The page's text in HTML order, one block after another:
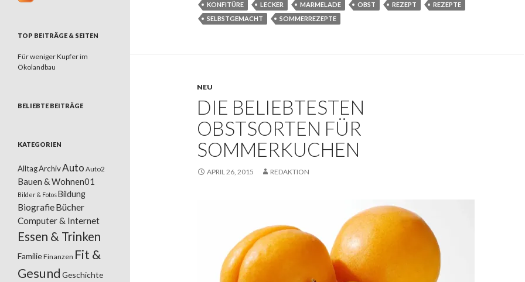
KONFITÜRE
LECKER MARMELADE OBST REZEPT
REZEPTE
SELBSTGEMACHT
SOMMERREZEPTE
NEU
DIE BELIEBTESTEN
OBSTSORTEN FÜR
SOMMERKUCHEN
APRIL 26, 2015 REDAKTION
TOP BEITRÄGE & SEITEN
Für weniger Kupfer im
Ökolandbau
BELIEBTE BEITRÄGE
KATEGORIEN
AlltagArchivAuto Auto2
Bauen & Wohnen01
Bilder & FotosBildung
BiografieBücher
Computer & Internet
Essen & Trinken
FamilieFinanzen Fit &
Gesund Geschichte